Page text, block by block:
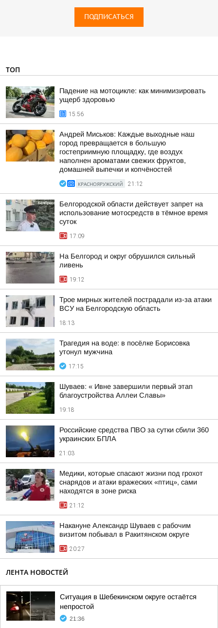
ПОДПИСАТЬСЯ
ТОП
Падение на мотоцикле: как минимизировать
ущерб здоровью
15:56
Андрей Миськов: Каждые выходные наш
город превращается в большую
гостеприимную площадку, где воздух
наполнен ароматами свежих фруктов,
домашней выпечки и копчёностей
КРАСНОЯРУЖСКИЙ 21:12
Белгородской области действует запрет на
использование мотосредств в тёмное время
суток
17:09
На Белгород и округ обрушился сильный
ливень
19:12
Трое мирных жителей пострадали из-за атаки
ВСУ на Белгородскую область
18:13
Трагедия на воде: в посёлке Борисовка
утонул мужчина
17:15
Шуваев: « Ивне завершили первый этап
благоустройства Аллеи Славы»
19:18
Российские средства ПВО за сутки сбили 360
украинских БПЛА
21:03
Медики, которые спасают жизни под грохот
снарядов и атаки вражеских «птиц», сами
находятся в зоне риска
21:12
Накануне Александр Шуваев с рабочим
визитом побывал в Ракитянском округе
20:27
ЛЕНТА НОВОСТЕЙ
Ситуация в Шебекинском округе остаётся
непростой
21:36